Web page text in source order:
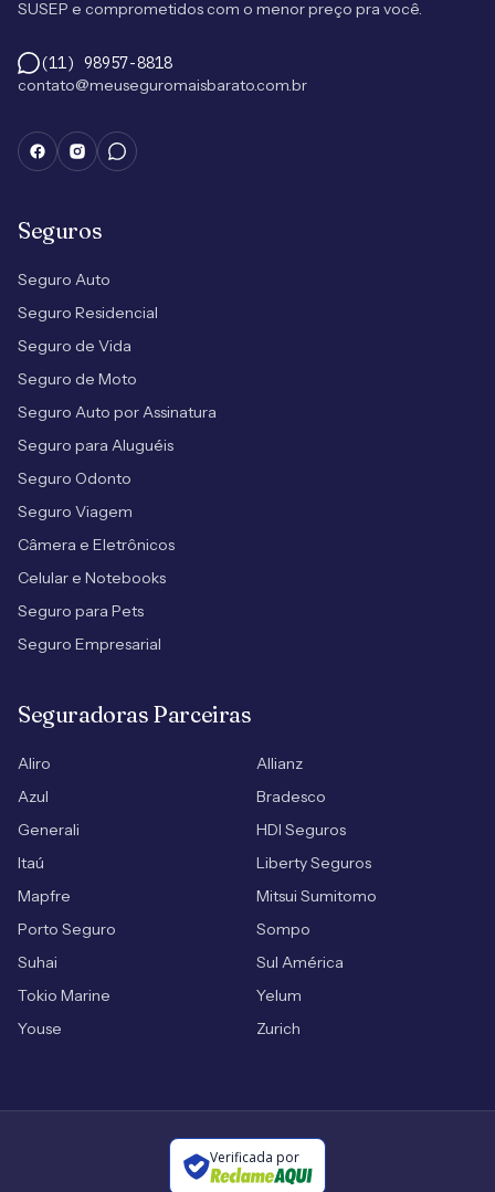
SUSEP e comprometidos com o menor preço pra você.
(11) 98957-8818
contato@meuseguromaisbarato.com.br
Seguros
Seguro Auto
Seguro Residencial
Seguro de Vida
Seguro de Moto
Seguro Auto por Assinatura
Seguro para Aluguéis
Seguro Odonto
Seguro Viagem
Câmera e Eletrônicos
Celular e Notebooks
Seguro para Pets
Seguro Empresarial
Seguradoras Parceiras
Aliro
Allianz
Azul
Bradesco
Generali
HDI Seguros
Itaú
Liberty Seguros
Mapfre
Mitsui Sumitomo
Porto Seguro
Sompo
Suhai
Sul América
Tokio Marine
Yelum
Youse
Zurich
Verificada por